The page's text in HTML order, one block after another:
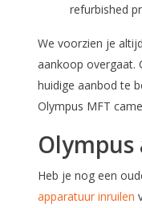
refurbished
We voorzien je
aankoop overgaat.
huidige aanbod te
Olympus MFT
Heb je nog een
apparatuur inruilen